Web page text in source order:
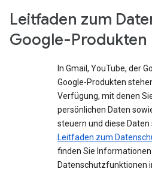
Leitfaden zum
Google-Produkten
In Gmail, YouTube, der
Google-Produkten
Verfügung, mit denen
persönlichen Daten
steuern und diese
Leitfaden zum
finden Sie
Datenschutzfunktionen